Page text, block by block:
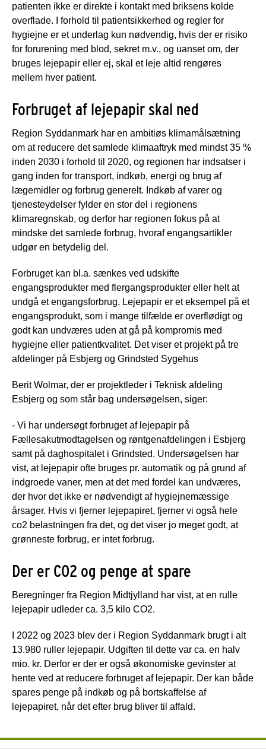
patienten ikke er direkte i kontakt med briksens kolde
overflade. I forhold til patientsikkerhed og regler for
hygiejne er et underlag kun nødvendig, hvis der er risiko
for forurening med blod, sekret m.v., og uanset om, der
bruges lejepapir eller ej, skal et leje altid rengøres
mellem hver patient.
Forbruget af lejepapir skal ned
Region Syddanmark har en ambitiøs klimamålsætning
om at reducere det samlede klimaaftryk med mindst 35 %
inden 2030 i forhold til 2020, og regionen har indsatser i
gang inden for transport, indkøb, energi og brug af
lægemidler og forbrug generelt. Indkøb af varer og
tjenesteydelser fylder en stor del i regionens
klimaregnskab, og derfor har regionen fokus på at
mindske det samlede forbrug, hvoraf engangsartikler
udgør en betydelig del.
Forbruget kan bl.a. sænkes ved udskifte
engangsprodukter med flergangsprodukter eller helt at
undgå et engangsforbrug. Lejepapir er et eksempel på et
engangsprodukt, som i mange tilfælde er overflødigt og
godt kan undværes uden at gå på kompromis med
hygiejne eller patientkvalitet. Det viser et projekt på tre
afdelinger på Esbjerg og Grindsted Sygehus
Berit Wolmar, der er projektleder i Teknisk afdeling
Esbjerg og som står bag undersøgelsen, siger:
- Vi har undersøgt forbruget af lejepapir på
Fællesakutmodtagelsen og røntgenafdelingen i Esbjerg
samt på daghospitalet i Grindsted. Undersøgelsen har
vist, at lejepapir ofte bruges pr. automatik og på grund af
indgroede vaner, men at det med fordel kan undværes,
der hvor det ikke er nødvendigt af hygiejnemæssige
årsager. Hvis vi fjerner lejepapiret, fjerner vi også hele
co2 belastningen fra det, og det viser jo meget godt, at
grønneste forbrug, er intet forbrug.
Der er CO2 og penge at spare
Beregninger fra Region Midtjylland har vist, at en rulle
lejepapir udleder ca. 3,5 kilo CO2.
I 2022 og 2023 blev der i Region Syddanmark brugt i alt
13.980 ruller lejepapir. Udgiften til dette var ca. en halv
mio. kr. Derfor er der er også økonomiske gevinster at
hente ved at reducere forbruget af lejepapir. Der kan både
spares penge på indkøb og på bortskaffelse af
lejepapiret, når det efter brug bliver til affald.